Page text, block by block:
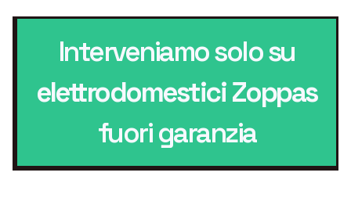
Interveniamo solo su
elettrodomestici Zoppas
fuori garanzia